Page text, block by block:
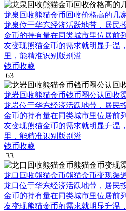
龙泉回收熊猫金币回收价格高的几
龙泉位于华东经济活跃地带，居民
金币的持有量在同类城市里位居前
友变现熊猫金币的需求就明显升温
里，能精准识别版别溢
钱币收藏
63
龙岩回收熊猫金币钱币圈公认回收
龙岩位于华东经济活跃地带，居民
金币的持有量在同类城市里位居前
友变现熊猫金币的需求就明显升温
里，能精准识别版别溢
钱币收藏
33
龙口回收熊猫金币熊猫金币变现渠
龙口位于华东经济活跃地带，居民
金币的持有量在同类城市里位居前
友变现熊猫金币的需求就明显升温